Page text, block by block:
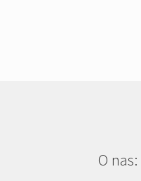
O nas: